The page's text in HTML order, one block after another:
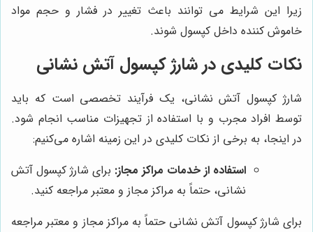
زیرا این شرایط می توانند باعث تغییر در فشار و حجم مواد
خاموش کننده داخل کپسول شوند.
نکات کلیدی در شارژ کپسول آتش نشانی
شارژ کپسول آتش نشانی، یک فرآیند تخصصی است که باید
توسط افراد مجرب و با استفاده از تجهیزات مناسب انجام شود.
در اینجا، به برخی از نکات کلیدی در این زمینه اشاره می‌کنیم:
استفاده از خدمات مراکز مجاز: برای شارژ کپسول آتش
نشانی، حتماً به مراکز مجاز و معتبر مراجعه کنید.
برای شارژ کپسول آتش نشانی حتماً به مراکز مجاز و معتبر مراجعه